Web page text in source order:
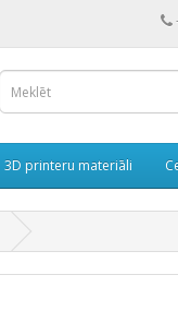
3D printeru materiāli